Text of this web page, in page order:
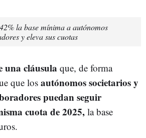
la base mínima a autónomos
y eleva sus cuotas
una cláusula que, de forma
que los autónomos societarios y
puedan seguir
cuota de 2025, la base